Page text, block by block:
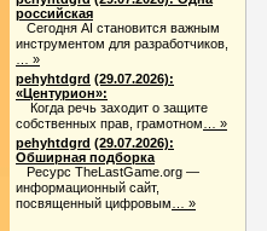
российская
Сегодня AI становится важным
инструментом для разработчиков,
… »
pehyhtdgrd (29.07.2026):
«Центурион»:
Когда речь заходит о защите
собственных прав, грамотном … »
pehyhtdgrd (29.07.2026):
Обширная подборка
Ресурс TheLastGame.org —
информационный сайт,
посвященный цифровым … »